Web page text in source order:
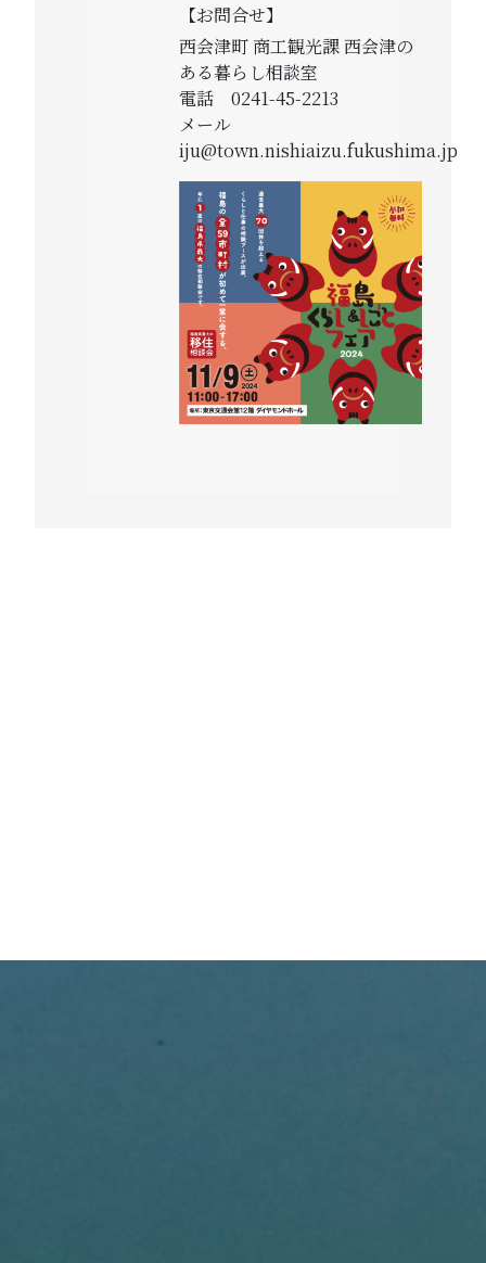
【お問合せ】
西会津町 商工観光課 西会津の
ある暮らし相談室
電話 0241-45-2213
メール
iju@town.nishiaizu.fukushima.jp